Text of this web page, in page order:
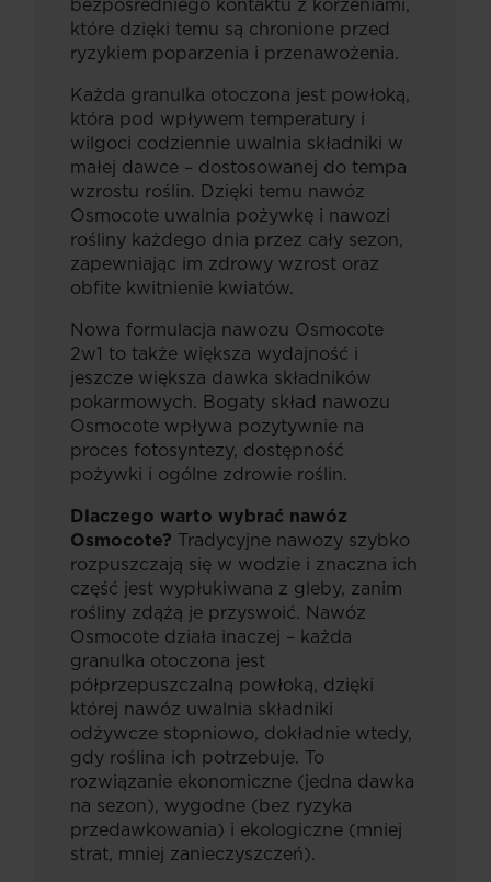
które dzięki temu są chronione przed
ryzykiem poparzenia i przenawożenia.
Każda granulka otoczona jest powłoką,
która pod wpływem temperatury i
wilgoci codziennie uwalnia składniki w
małej dawce – dostosowanej do tempa
wzrostu roślin. Dzięki temu nawóz
Osmocote uwalnia pożywkę i nawozi
rośliny każdego dnia przez cały sezon,
zapewniając im zdrowy wzrost oraz
obfite kwitnienie kwiatów.
Nowa formulacja nawozu Osmocote
2w1 to także większa wydajność i
jeszcze większa dawka składników
pokarmowych. Bogaty skład nawozu
Osmocote wpływa pozytywnie na
proces fotosyntezy, dostępność
pożywki i ogólne zdrowie roślin.
Dlaczego warto wybrać nawóz
Osmocote? Tradycyjne nawozy szybko
rozpuszczają się w wodzie i znaczna ich
część jest wypłukiwana z gleby, zanim
rośliny zdążą je przyswoić. Nawóz
Osmocote działa inaczej – każda
granulka otoczona jest
półprzepuszczalną powłoką, dzięki
której nawóz uwalnia składniki
odżywcze stopniowo, dokładnie wtedy,
gdy roślina ich potrzebuje. To
rozwiązanie ekonomiczne (jedna dawka
na sezon), wygodne (bez ryzyka
przedawkowania) i ekologiczne (mniej
strat, mniej zanieczyszczeń).